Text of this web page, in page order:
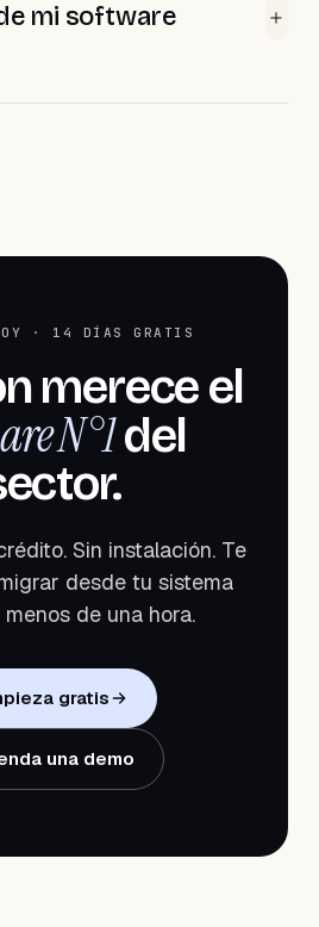
mi software
· 14 DÍAS GRATIS
merece el
N°1del
Sin instalación. Te
desde tu sistema
de una hora.
gratis
una demo